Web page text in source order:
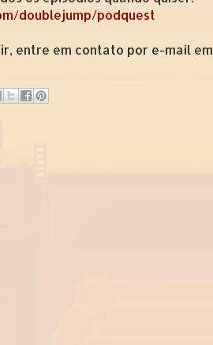
doublejump/podquest
entre em contato por e-mail em